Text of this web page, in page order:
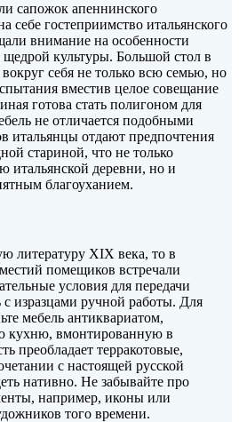
сапожок апеннинского
себе гостеприимство итальянского
внимание на особенности
культуры. Большой стол в
себя не только всю семью, но
вместив целое совещание
готова стать полигоном для
не отличается подобными
итальянцы отдают предпочтения
стариной, что не только
итальянской деревни, но и
благоуханием.
литературу XIX века, то в
помещиков встречали
условия для передачи
с изразцами ручной работы. Для
мебель антиквариатом,
кухню, вмонтированную в
преобладает терракотовые,
с настоящей русской
нативно. Не забывайте про
например, иконы или
того времени.